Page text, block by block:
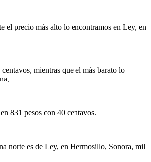
el precio más alto lo encontramos en Ley, en
mientras que el más barato lo
831 pesos con 40 centavos.
norte es de Ley, en Hermosillo, Sonora, mil